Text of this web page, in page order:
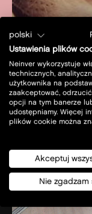
Zwierzęta
widziane
dowiedz
polski
Ustawienia plików
Neinver wykorzystuje
technicznych,
użytkownika na
zaakceptować,
opcji na tym banerze
udostępniamy. Więcej
plików cookie można
Akceptuj
Nie zgadzam